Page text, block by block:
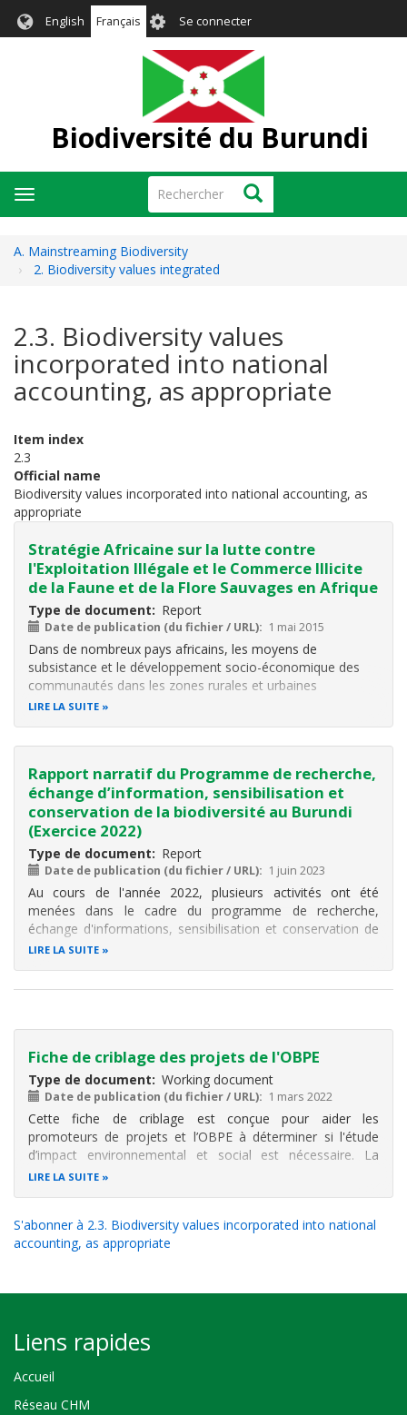
English Français User
account
menu
Se connecter
Biodiversité du Burundi
Rechercher Rechercher
Toggle
navigation
A. Mainstreaming Biodiversity
2. Biodiversity values integrated
2.3. Biodiversity values
incorporated into national
accounting, as appropriate
Item index
2.3
Official name
Biodiversity values incorporated into national accounting, as
appropriate
Stratégie Africaine sur la lutte contre
l'Exploitation Illégale et le Commerce Illicite
de la Faune et de la Flore Sauvages en Afrique
Type de document Report
Date de publication (du fichier / URL) 1 mai 2015
Dans de nombreux pays africains, les moyens de
subsistance et le développement socio-économique des
communautés dans les zones rurales et urbaines
dépendent fortement de l'utilisation de la faune et de la
LIRE LA SUITE
Rapport narratif du Programme de recherche,
échange d’information, sensibilisation et
conservation de la biodiversité au Burundi
(Exercice 2022)
Type de document Report
Date de publication (du fichier / URL) 1 juin 2023
Au cours de l'année 2022, plusieurs activités ont été
menées dans le cadre du programme de recherche,
échange d'informations, sensibilisation et conservation de
la Biodiversité au Burundi. Ce programme a été établi suite
LIRE LA SUITE
Fiche de criblage des projets de l'OBPE
Type de document Working document
Date de publication (du fichier / URL) 1 mars 2022
Cette fiche de criblage est conçue pour aider les
promoteurs de projets et l’OBPE à déterminer si l'étude
d’impact environnemental et social est nécessaire. La
décision est prise à la base des caractéristiques du projet
LIRE LA SUITE
S'abonner à 2.3. Biodiversity values incorporated into national
accounting, as appropriate
Liens rapides
Accueil
Réseau CHM